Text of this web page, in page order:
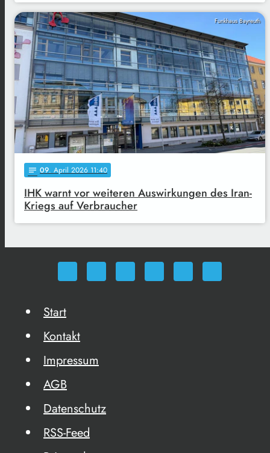
Funkhaus Bayreuth
notes 09. April 2026 11:40
IHK warnt vor weiteren Auswirkungen des Iran-
Kriegs auf Verbraucher
Start
Kontakt
Impressum
AGB
Datenschutz
RSS-Feed